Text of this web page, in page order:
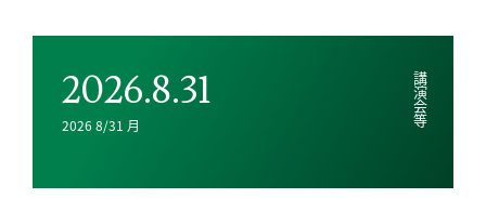
2026.8.31
2026 8/31 月 講演会等